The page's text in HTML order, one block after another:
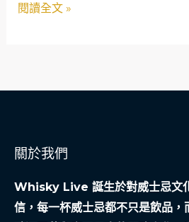
緊
網
舖
護
會
安
閱讀全文 »
關於我們
Whisky Live 誕生於對威士忌文
信，每一杯威士忌都不只是飲品，